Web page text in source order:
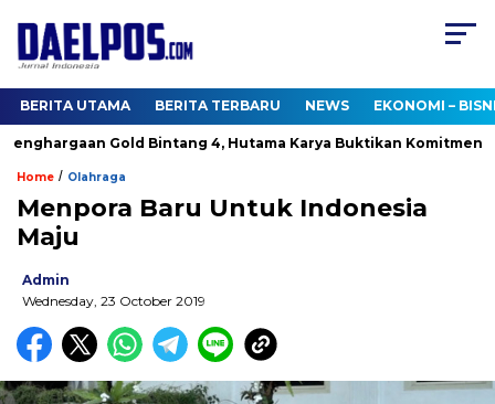
BERITA UTAMA BERITA TERBARU NEWS EKONOMI –
Gold Bintang 4, Hutama Karya Buktikan Komitmen pada
Home / Olahraga
Menpora Baru Untuk Indonesia
Maju
Admin
Wednesday, 23 October 2019